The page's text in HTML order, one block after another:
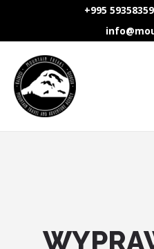
+995